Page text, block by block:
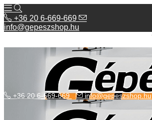
+36 20 6-669-669
info@gepeszshop.hu
+36 20 6-669-669 info@gepeszshop.hu